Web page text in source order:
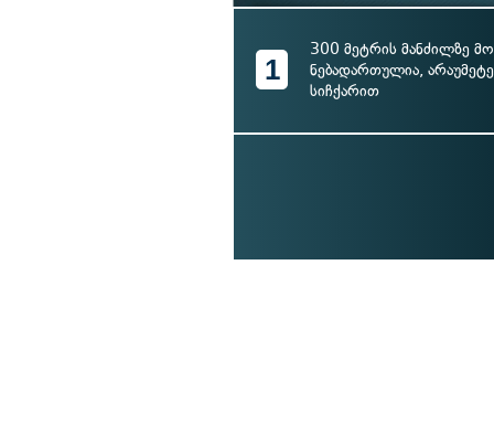
1
300 მეტრის მანძილზე
ნებადართულია,
სიჩქარით